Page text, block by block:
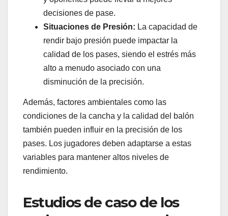
decisiones de pase.
Situaciones de Presión: La capacidad de
rendir bajo presión puede impactar la
calidad de los pases, siendo el estrés más
alto a menudo asociado con una
disminución de la precisión.
Además, factores ambientales como las
condiciones de la cancha y la calidad del balón
también pueden influir en la precisión de los
pases. Los jugadores deben adaptarse a estas
variables para mantener altos niveles de
rendimiento.
Estudios de caso de los